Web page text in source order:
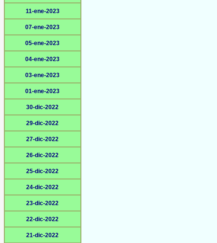
11-ene-2023
07-ene-2023
05-ene-2023
04-ene-2023
03-ene-2023
01-ene-2023
30-dic-2022
29-dic-2022
27-dic-2022
26-dic-2022
25-dic-2022
24-dic-2022
23-dic-2022
22-dic-2022
21-dic-2022